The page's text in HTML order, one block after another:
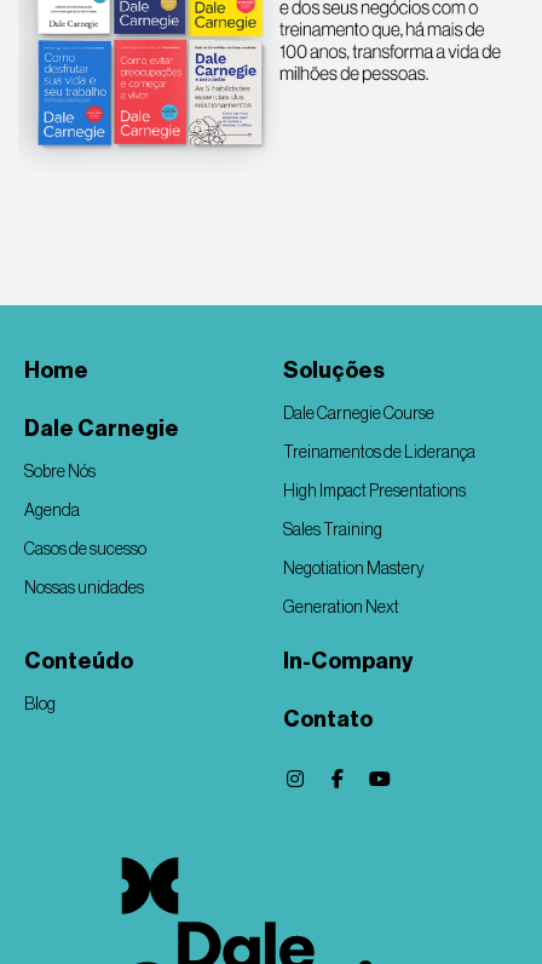
Home
Dale Carnegie
Sobre Nós
Agenda
Casos de sucesso
Nossas unidades
Soluções
Dale Carnegie Course
Treinamentos de Liderança
High Impact Presentations
Sales Training
Negotiation Mastery
Generation Next
Conteúdo
Blog
In-Company
Contato